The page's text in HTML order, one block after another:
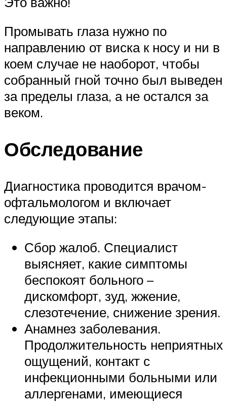
Промывать глаза нужно по
направлению от виска к носу и ни в
коем случае не наоборот, чтобы
собранный гной точно был выведен
за пределы глаза, а не остался за
веком.
Обследование
Диагностика проводится врачом-
офтальмологом и включает
следующие этапы:
Сбор жалоб. Специалист
выясняет, какие симптомы
беспокоят больного –
дискомфорт, зуд, жжение,
слезотечение, снижение зрения.
Анамнез заболевания.
Продолжительность неприятных
ощущений, контакт с
инфекционными больными или
аллергенами, имеющиеся